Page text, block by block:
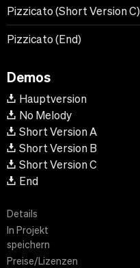
Pizzicato (Short Version C)
Pizzicato (End)
Demos
Hauptversion
No Melody
Short Version A
Short Version B
Short Version C
End
Details
In Projekt
speichern
Preise/Lizenzen